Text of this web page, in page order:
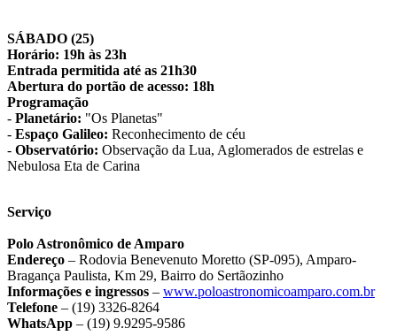
SÁBADO (25)
Horário: 19h às 23h
Entrada permitida até as 21h30
Abertura do portão de acesso: 18h
Programação
- Planetário: "Os Planetas"
- Espaço Galileo: Reconhecimento de céu
- Observatório: Observação da Lua, Aglomerados de estrelas e
Nebulosa Eta de Carina
Serviço
Polo Astronômico de Amparo
Endereço – Rodovia Benevenuto Moretto (SP-095), Amparo-
Bragança Paulista, Km 29, Bairro do Sertãozinho
Informações e ingressos – www.poloastronomicoamparo.com.br
Telefone – (19) 3326-8264
WhatsApp – (19) 9.9295-9586